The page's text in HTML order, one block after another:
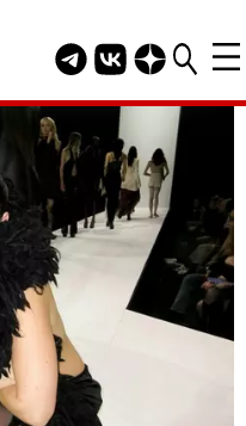
Telegram канал
Группа HELLO
Канал